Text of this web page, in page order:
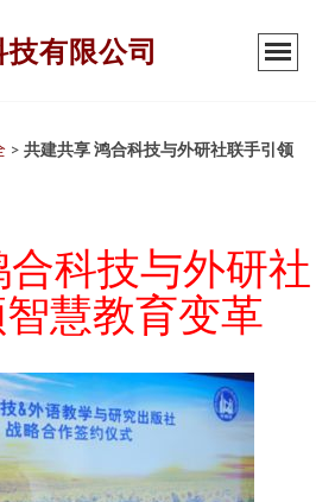
有限公司
> 共建共享 鸿合科技与外研社联手引领
科技与外研社
慧教育变革